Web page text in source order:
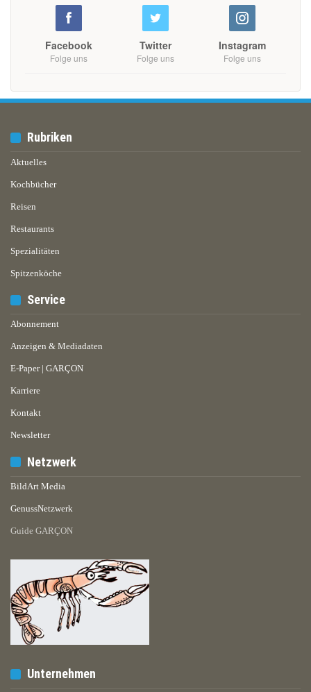
Facebook
Folge uns
Twitter
Folge uns
Instagram
Folge uns
Rubriken
Aktuelles
Kochbücher
Reisen
Restaurants
Spezialitäten
Spitzenköche
Service
Abonnement
Anzeigen & Mediadaten
E-Paper | GARÇON
Karriere
Kontakt
Newsletter
Netzwerk
BildArt Media
GenussNetzwerk
Guide GARÇON
Unternehmen